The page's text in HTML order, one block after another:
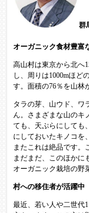
群
オーガニック食材豊富
高山村は東京から北へ
し、周りは1000mほど
す。面積の76％を山林
タラの芽、山ウド、ワ
ん。さまざまな山のキ
ても、天ぷらにしても
にしておいたキノコを
またこれは絶品です。
まだまだ、このほかに
オーガニック栽培の野
村への移住者が活躍中
最近、若い人や二世代